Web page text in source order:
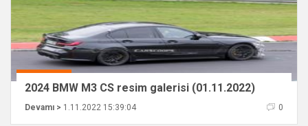
2024 BMW M3 CS resim galerisi (01.11.2022)
Devamı > 1.11.2022 15:39:04 0